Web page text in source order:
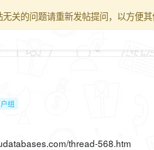
关的问题请重新发帖提问，以方便其
组
thread-568.htm